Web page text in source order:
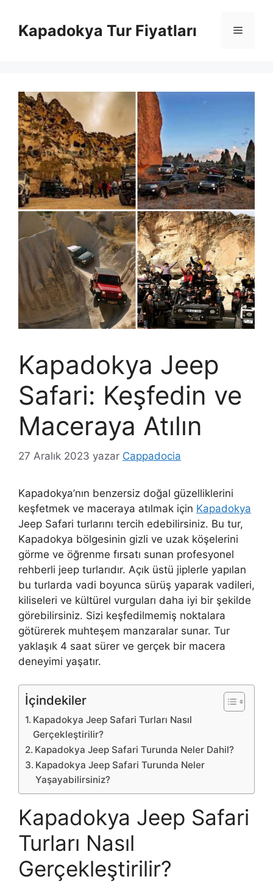
Kapadokya Tur Fiyatları Menü
Kapadokya Jeep
Safari: Keşfedin ve
Maceraya Atılın
27 Aralık 2023 yazar Cappadocia
Kapadokya’nın benzersiz doğal güzelliklerini
keşfetmek ve maceraya atılmak için Kapadokya
Jeep Safari turlarını tercih edebilirsiniz. Bu tur,
Kapadokya bölgesinin gizli ve uzak köşelerini
görme ve öğrenme fırsatı sunan profesyonel
rehberli jeep turlarıdır. Açık üstü jiplerle yapılan
bu turlarda vadi boyunca sürüş yaparak vadileri,
kiliseleri ve kültürel vurguları daha iyi bir şekilde
görebilirsiniz. Sizi keşfedilmemiş noktalara
götürerek muhteşem manzaralar sunar. Tur
yaklaşık 4 saat sürer ve gerçek bir macera
deneyimi yaşatır.
İçindekiler
Kapadokya Jeep Safari Turları Nasıl
Gerçekleştirilir?
Kapadokya Jeep Safari Turunda Neler Dahil?
Kapadokya Jeep Safari Turunda Neler
Yaşayabilirsiniz?
Kapadokya Jeep Safari
Turları Nasıl
Gerçekleştirilir?